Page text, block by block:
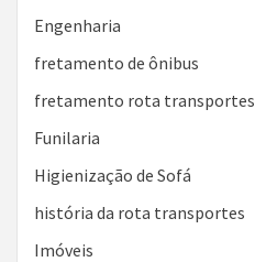
Engenharia
fretamento de ônibus
fretamento rota transportes
Funilaria
Higienização de Sofá
história da rota transportes
Imóveis